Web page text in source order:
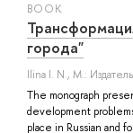
BOOK
города"
Ilina I. N., М.:
The monograph
development
place in Russian and